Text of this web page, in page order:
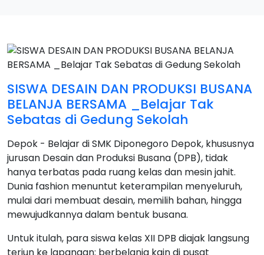
SISWA DESAIN DAN PRODUKSI BUSANA
BELANJA BERSAMA _Belajar Tak
Sebatas di Gedung Sekolah
Depok - Belajar di SMK Diponegoro Depok, khususnya
jurusan Desain dan Produksi Busana (DPB), tidak
hanya terbatas pada ruang kelas dan mesin jahit.
Dunia fashion menuntut keterampilan menyeluruh,
mulai dari membuat desain, memilih bahan, hingga
mewujudkannya dalam bentuk busana.
Untuk itulah, para siswa kelas XII DPB diajak langsung